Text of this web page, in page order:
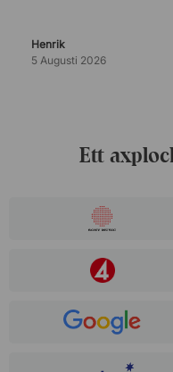
Mörkgrå (60021)
Henrik
5 Augusti 2026
Ett